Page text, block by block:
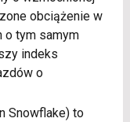
obciążenie w
o tym samym
indeks
o
Snowflake) to